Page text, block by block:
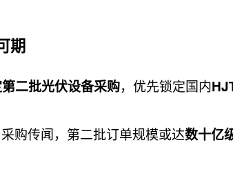
期
二批光伏设备采购，优先锁定国内
购传闻，第二批订单规模或达数十亿